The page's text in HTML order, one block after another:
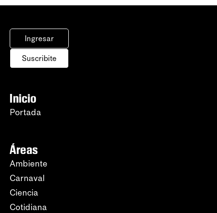
Ingresar
Suscribite
Inicio
Portada
Áreas
Ambiente
Carnaval
Ciencia
Cotidiana